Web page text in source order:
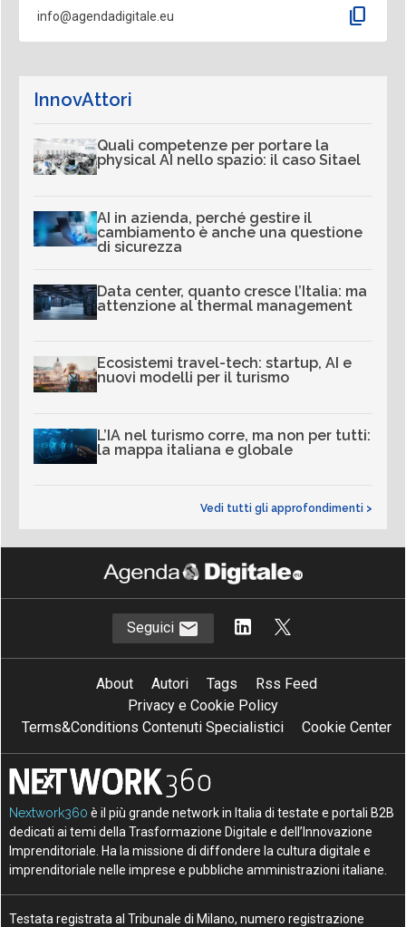
info@agendadigitale.eu content_copy
InnovAttori
Quali competenze per portare la
physical AI nello spazio: il caso Sitael
AI in azienda, perché gestire il
cambiamento è anche una questione
di sicurezza
Data center, quanto cresce l’Italia: ma
attenzione al thermal management
Ecosistemi travel-tech: startup, AI e
nuovi modelli per il turismo
L’IA nel turismo corre, ma non per tutti:
la mappa italiana e globale
Vedi tutti gli approfondimenti >
Seguici
About Autori Tags
Rss Feed
Privacy e Cookie Policy
Terms&Conditions Contenuti Specialistici
Cookie Center
Nextwork360 è il più grande network in Italia di testate e portali B2B
dedicati ai temi della Trasformazione Digitale e dell’Innovazione
Imprenditoriale. Ha la missione di diffondere la cultura digitale e
imprenditoriale nelle imprese e pubbliche amministrazioni italiane.
Testata registrata al Tribunale di Milano, numero registrazione